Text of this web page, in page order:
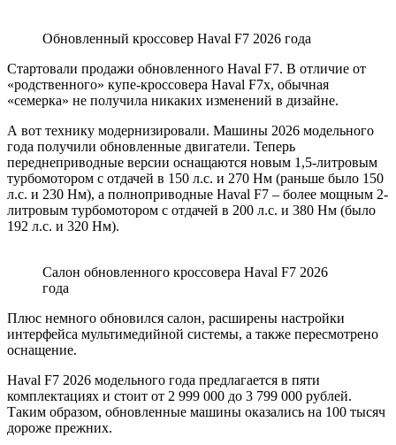
Обновленный кроссовер Haval F7 2026 года
Стартовали продажи обновленного Haval F7. В отличие от
«родственного» купе-кроссовера Haval F7x, обычная
«семерка» не получила никаких изменений в дизайне.
А вот технику модернизировали. Машины 2026 модельного
года получили обновленные двигатели. Теперь
переднеприводные версии оснащаются новым 1,5-литровым
турбомотором с отдачей в 150 л.с. и 270 Нм (раньше было 150
л.с. и 230 Нм), а полноприводные Haval F7 – более мощным 2-
литровым турбомотором с отдачей в 200 л.с. и 380 Нм (было
192 л.с. и 320 Нм).
Салон обновленного кроссовера Haval F7 2026
года
Плюс немного обновился салон, расширены настройки
интерфейса мультимедийной системы, а также пересмотрено
оснащение.
Haval F7 2026 модельного года предлагается в пяти
комплектациях и стоит от 2 999 000 до 3 799 000 рублей.
Таким образом, обновленные машины оказались на 100 тысяч
дороже прежних.